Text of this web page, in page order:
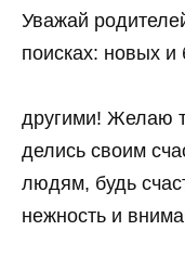
Уважай
поисках: новых и
другими! Желаю
делись своим
людям, будь
нежность и